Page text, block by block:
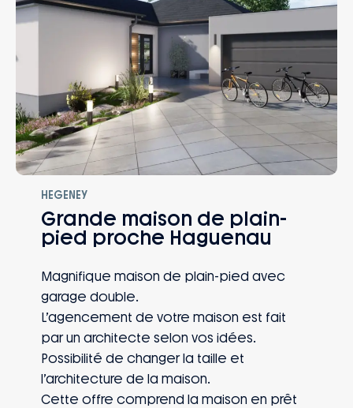
HEGENEY
Grande maison de plain-
pied proche Haguenau
Magnifique maison de plain-pied avec
garage double.
L’agencement de votre maison est fait
par un architecte selon vos idées.
Possibilité de changer la taille et
l’architecture de la maison.
Cette offre comprend la maison en prêt